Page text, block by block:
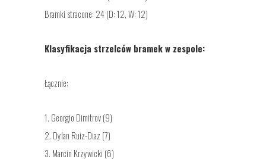
Bramki stracone: 24 (D: 12, W: 12)
Klasyfikacja strzelców bramek w zespole:
Łącznie:
1. Georgio Dimitrov (9)
2. Dylan Ruiz-Diaz (7)
3. Marcin Krzywicki (6)